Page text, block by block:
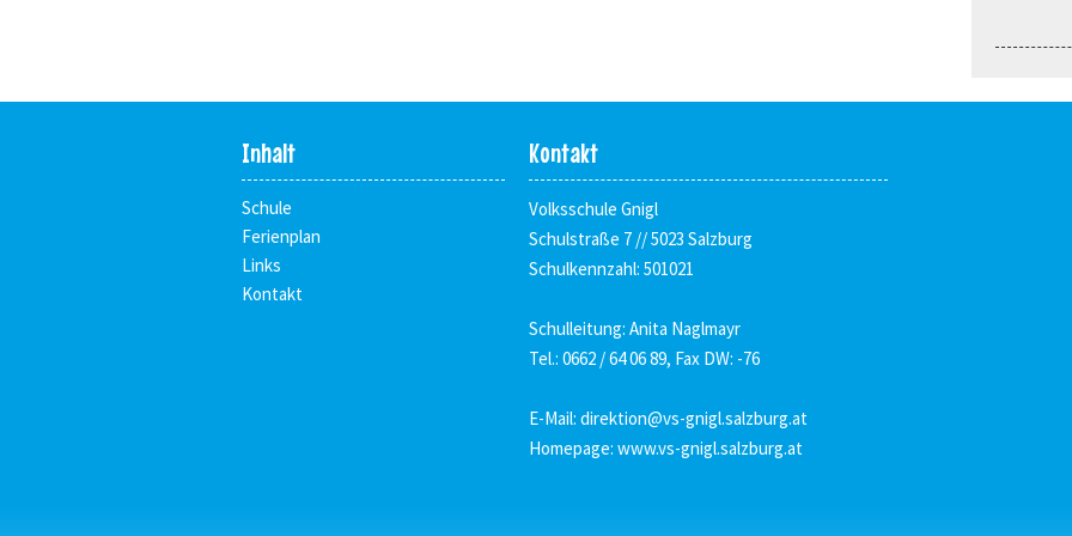
Inhalt
Schule
Ferienplan
Links
Kontakt
Kontakt
Volksschule Gnigl
Schulstraße 7 // 5023 Salzburg
Schulkennzahl: 501021
Schulleitung: Anita Naglmayr
Tel.: 0662 / 64 06 89, Fax DW: -76
E-Mail: direktion@vs-gnigl.salzburg.at
Homepage: www.vs-gnigl.salzburg.at